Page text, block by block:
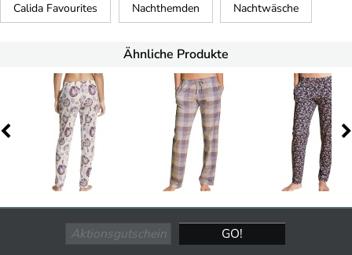
Calida Favourites Nachthemden Nachtwäsche
Ähnliche Produkte